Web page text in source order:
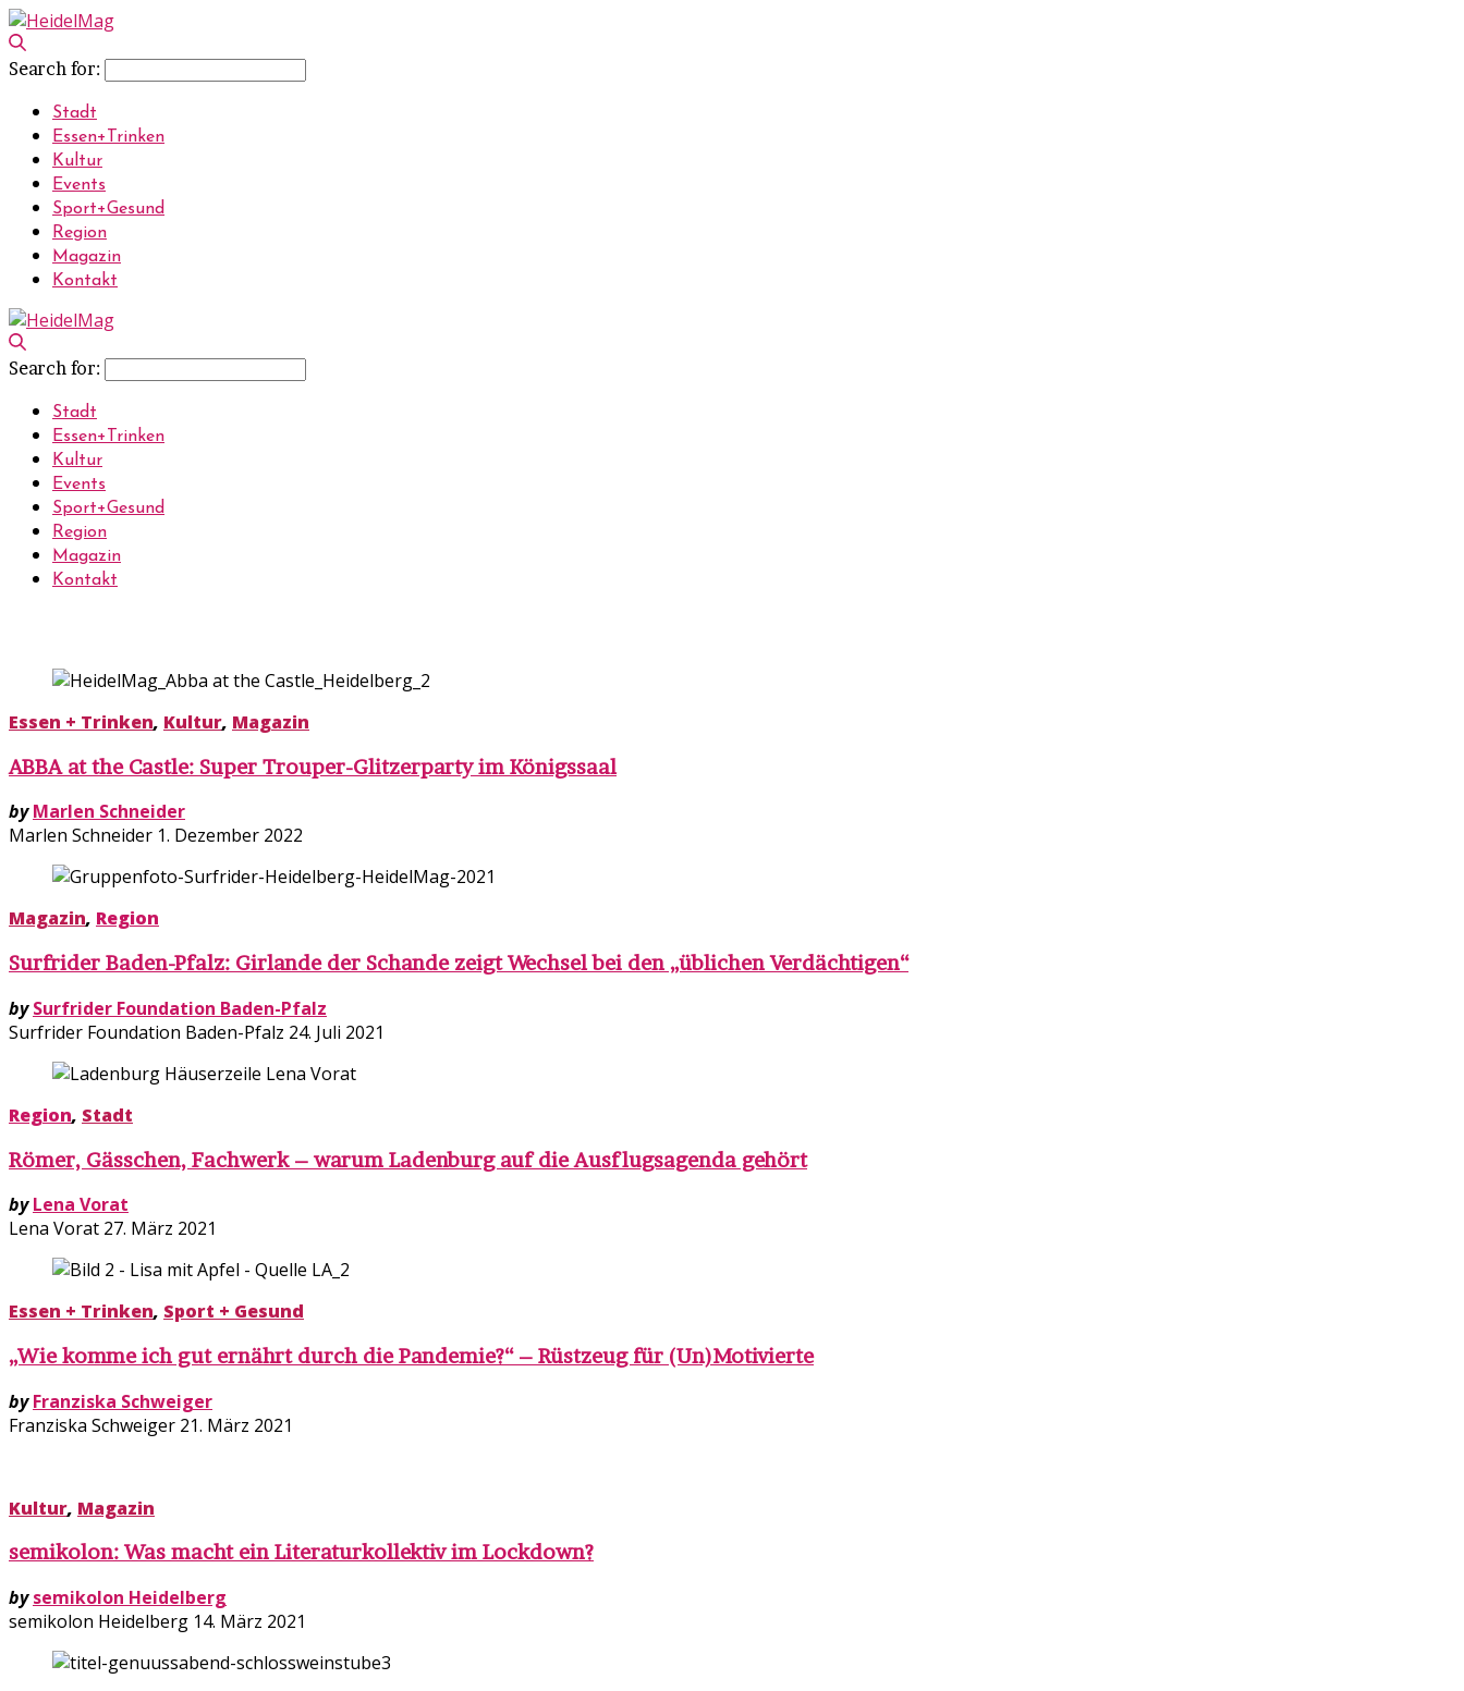
Search for:
Stadt
Essen+Trinken
Kultur
Events
Sport+Gesund
Region
Magazin
Kontakt
Search for:
Stadt
Essen+Trinken
Kultur
Events
Sport+Gesund
Region
Magazin
Kontakt
Essen + Trinken, Kultur, Magazin
ABBA at the Castle: Super Trouper-Glitzerparty im Königssaal
by Marlen Schneider
Marlen Schneider 1. Dezember 2022
Magazin, Region
Surfrider Baden-Pfalz: Girlande der Schande zeigt Wechsel bei den „üblichen Verdächtigen“
by Surfrider Foundation Baden-Pfalz
Surfrider Foundation Baden-Pfalz 24. Juli 2021
Region, Stadt
Römer, Gässchen, Fachwerk – warum Ladenburg auf die Ausflugsagenda gehört
by Lena Vorat
Lena Vorat 27. März 2021
Essen + Trinken, Sport + Gesund
„Wie komme ich gut ernährt durch die Pandemie?“ – Rüstzeug für (Un)Motivierte
by Franziska Schweiger
Franziska Schweiger 21. März 2021
Kultur, Magazin
semikolon: Was macht ein Literaturkollektiv im Lockdown?
by semikolon Heidelberg
semikolon Heidelberg 14. März 2021